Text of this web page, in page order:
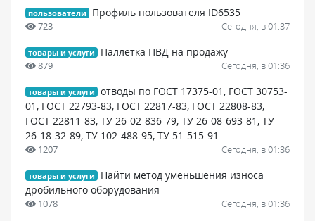
пользователи Профиль пользователя ID6535
723 Сегодня, в 01:37
товары и услуги Паллетка ПВД на продажу
879 Сегодня, в 01:36
товары и услуги
отводы по ГОСТ 17375-01, ГОСТ 30753-
01, ГОСТ 22793-83, ГОСТ 22817-83, ГОСТ 22808-83,
ГОСТ 22811-83, ТУ 26-02-836-79, ТУ 26-08-693-81, ТУ
26-18-32-89, ТУ 102-488-95, ТУ 51-515-91
1207 Сегодня, в 01:36
товары и услуги
Найти метод уменьшения износа
дробильного оборудования
1078 Сегодня, в 01:36